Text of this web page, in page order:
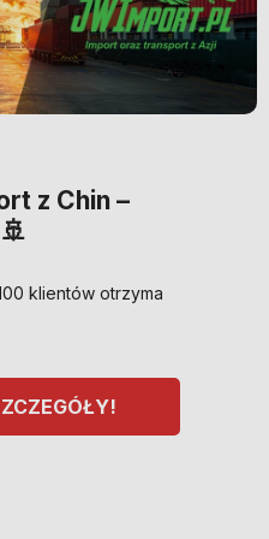
z Chin –
klientów otrzyma